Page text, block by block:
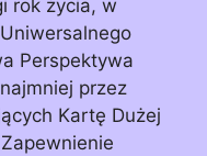
rok życia, w
Perspektywa
przez
Kartę Dużej